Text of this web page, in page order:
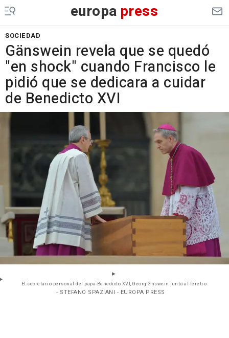
europa press
SOCIEDAD
Gänswein revela que se quedó
"en shock" cuando Francisco le
pidió que se dedicara a cuidar
de Benedicto XVI
El secretario personal del papa Benedicto XVI, Georg Gnswein junto al féretro.
- STEFANO SPAZIANI - EUROPA PRESS